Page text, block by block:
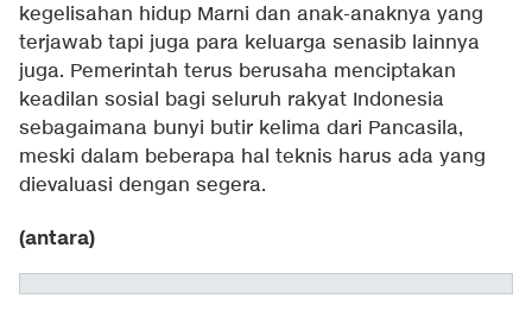
kegelisahan hidup Marni dan anak-anaknya yang
terjawab tapi juga para keluarga senasib lainnya
juga. Pemerintah terus berusaha menciptakan
keadilan sosial bagi seluruh rakyat Indonesia
sebagaimana bunyi butir kelima dari Pancasila,
meski dalam beberapa hal teknis harus ada yang
dievaluasi dengan segera.
(antara)